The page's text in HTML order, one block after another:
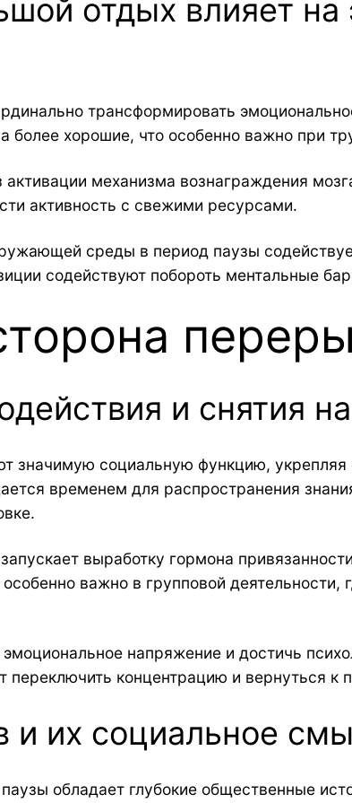
отдых влияет
трансформировать
более хорошие, что особенно важно при
механизма вознаграждения
активность с свежими ресурсами.
среды в период паузы
содействуют побороть ментальные
и снятия
значимую социальную функцию,
временем для распространения
выработку гормона
важно в групповой
напряжение и достичь
переключить концентрацию и вернуться
и их социальное
обладает глубокие общественные